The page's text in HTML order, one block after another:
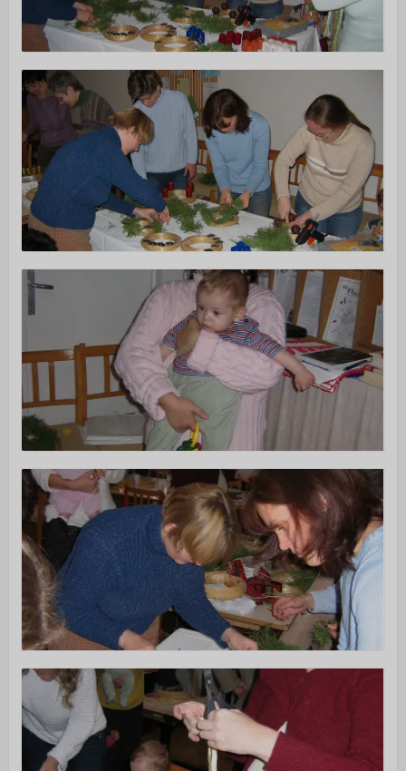
ALKALMAINK▼
Istentiszteletek
Érdeklődőknek
Gyerekeknek
Fiataloknak
Felnőtteknek
Kamarakórus
Többgenerációs tábor
NAPTÁR
KAPCSOLAT
TÁMOGATÁS ▼
Adakozás
Alapítvány
ÚJ VAGYOK ITT